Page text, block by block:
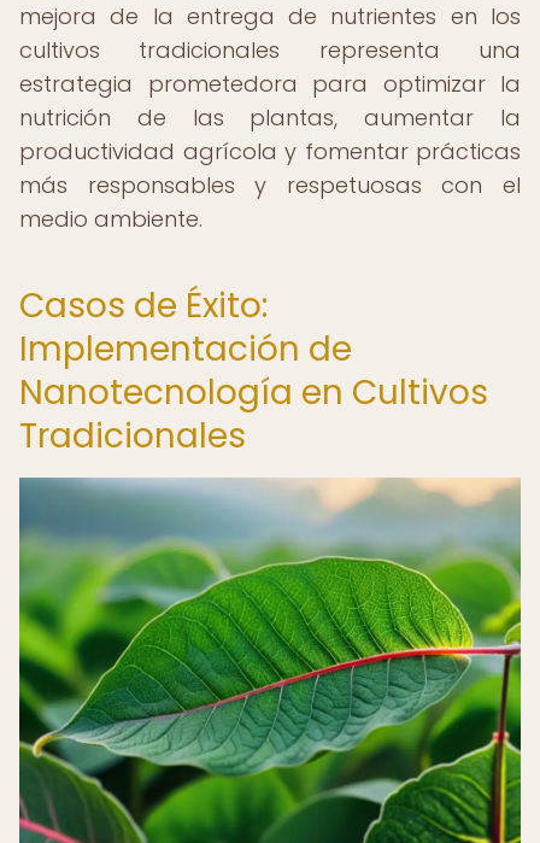
mejora de la entrega de nutrientes en los
cultivos tradicionales representa una
estrategia prometedora para optimizar la
nutrición de las plantas, aumentar la
productividad agrícola y fomentar prácticas
más responsables y respetuosas con el
medio ambiente.
Casos de Éxito:
Implementación de
Nanotecnología en Cultivos
Tradicionales